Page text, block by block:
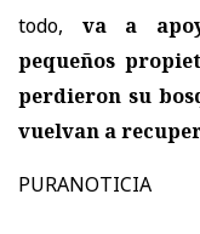
todo, va a
pequeños
perdieron su
vuelvan a
PURANOTICIA